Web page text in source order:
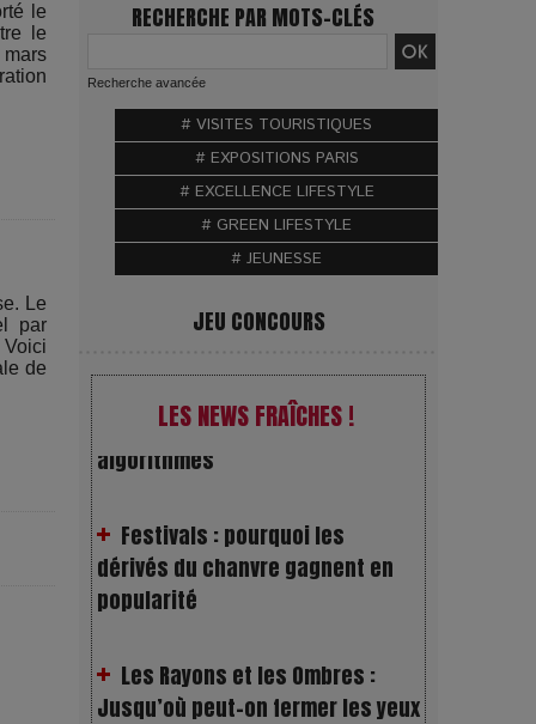
le
le
Le
par
de
RECHERCHE PAR MOTS-CLÉS
Recherche avancée
# VISITES TOURISTIQUES
# EXPOSITIONS PARIS
# EXCELLENCE LIFESTYLE
# GREEN LIFESTYLE
# JEUNESSE
JEU CONCOURS
LES NEWS FRAÎCHES !
VivaTech 2026 : l’instant où
Festivals : pourquoi les
popularité
Les Rayons et les Ombres :
?